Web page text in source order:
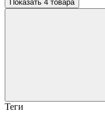
Показать 4 товара
Теги